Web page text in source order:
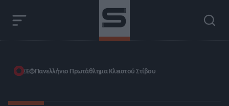
ΣΕΦΠανελλήνιο Πρωτάθλημα Κλειστού Στίβου